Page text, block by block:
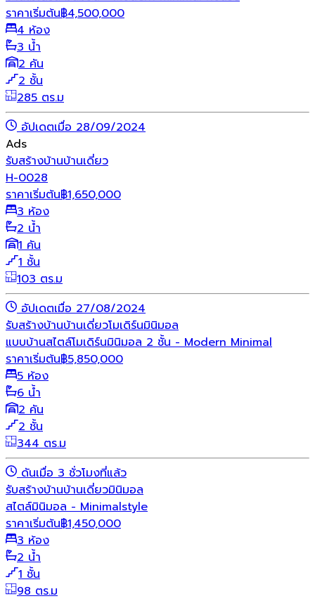
ราคาเริ่มต้น฿4,500,000
4 ห้อง
3 น้ำ
2 คัน
2 ชั้น
285 ตร.ม
อัปเดตเมื่อ 28/09/2024
Ads
รับสร้างบ้านบ้านเดี่ยว
H-0028
ราคาเริ่มต้น฿1,650,000
3 ห้อง
2 น้ำ
1 คัน
1 ชั้น
103 ตร.ม
อัปเดตเมื่อ 27/08/2024
รับสร้างบ้านบ้านเดี่ยวโมเดิร์นมินิมอล
แบบบ้านสไตล์โมเดิร์นมินิมอล 2 ชั้น - Modern Minimal
ราคาเริ่มต้น฿5,850,000
5 ห้อง
6 น้ำ
2 คัน
2 ชั้น
344 ตร.ม
ดันเมื่อ 3 ชั่วโมงที่แล้ว
รับสร้างบ้านบ้านเดี่ยวมินิมอล
สไตล์มินิมอล - Minimalstyle
ราคาเริ่มต้น฿1,450,000
3 ห้อง
2 น้ำ
1 ชั้น
98 ตร.ม